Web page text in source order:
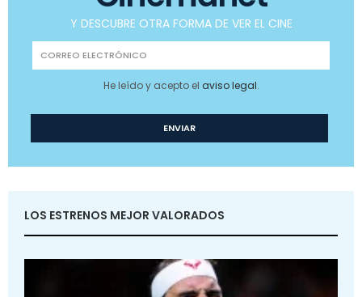
Y DESCUBRE OTRA FORMA DE VER EL CINE
He leído y acepto el aviso legal.
LOS ESTRENOS MEJOR VALORADOS